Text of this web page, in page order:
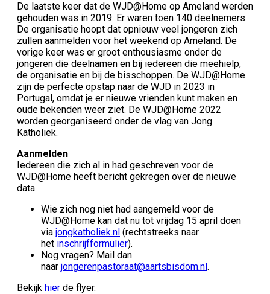
De laatste keer dat de WJD@Home op Ameland werden
gehouden was in 2019. Er waren toen 140 deelnemers.
De organisatie hoopt dat opnieuw veel jongeren zich
zullen aanmelden voor het weekend op Ameland. De
vorige keer was er groot enthousiasme onder de
jongeren die deelnamen en bij iedereen die meehielp,
de organisatie en bij de bisschoppen. De WJD@Home
zijn de perfecte opstap naar de WJD in 2023 in
Portugal, omdat je er nieuwe vrienden kunt maken en
oude bekenden weer ziet. De WJD@Home 2022
worden georganiseerd onder de vlag van Jong
Katholiek.
Aanmelden
Iedereen die zich al in had geschreven voor de
WJD@Home heeft bericht gekregen over de nieuwe
data.
Wie zich nog niet had aangemeld voor de
WJD@Home kan dat nu tot vrijdag 15 april doen
via jongkatholiek.nl (rechtstreeks naar
het inschrijfformulier).
Nog vragen? Mail dan
naar jongerenpastoraat@aartsbisdom.nl.
Bekijk hier de flyer.